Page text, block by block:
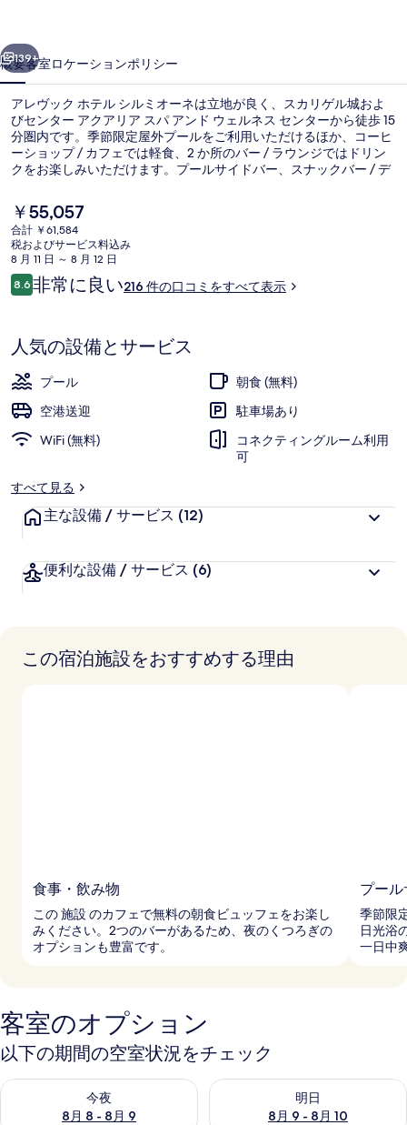
ル
シ
ル
ミ
オ
ー
ネ
の
写
ギ
ャ
ラ
リ
次へ
139+
概要客室ロケーションポリシー
アレヴック ホテル シルミオーネは立地が良く、スカリゲル城およ
びセンター アクアリア スパ アンド ウェルネス センターから徒歩 15
分圏内です。季節限定屋外プールをご利用いただけるほか、コーヒ
ーショップ / カフェでは軽食、2 か所のバー / ラウンジではドリン
クをお楽しみいただけます。プールサイドバー、スナックバー / デ
フやロケーションを評価しています。
現
在
の
料
金
は
す
￥55,057
合計 ￥61,584
税およびサービス料込み
8 月 11 日 ～ 8 月 12 日
口
コ
8.610段階中8.6
非常に良い216 件の口コミをすべて表示
人気の設備とサービス
プール
朝食 (無料)
空港送迎
駐車場あり
WiFi (無料)
コネクティングルーム利用
可
すべて見る
主な設備 / サービス (12)
便利な設備 / サービス (6)
この宿泊施設をおすすめする理由
食事・飲み物
この 施設 のカフェで無料の朝食ビュッフェをお楽し
みください。2つのバーがあるため、夜のくつろぎの
オプションも豊富です。
プー
季節限
日光浴
一日中
客室のオプション
以下の期間の空室状況をチェック
今夜
8月 8 - 8月 9
今夜 8月 8 - 8月 9 の空室状況をチェック
明日
8月 9 - 8月 10
明日 8月 9 - 8月 10 の空室状